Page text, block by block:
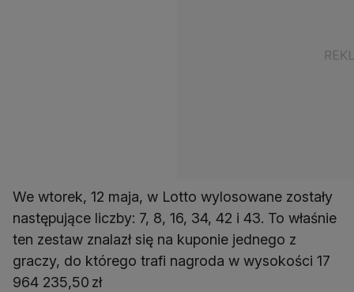
We wtorek, 12 maja, w Lotto wylosowane zostały
następujące liczby: 7, 8, 16, 34, 42 i 43. To właśnie
ten zestaw znalazł się na kuponie jednego z
graczy, do którego trafi nagroda w wysokości 17
964 235,50 zł